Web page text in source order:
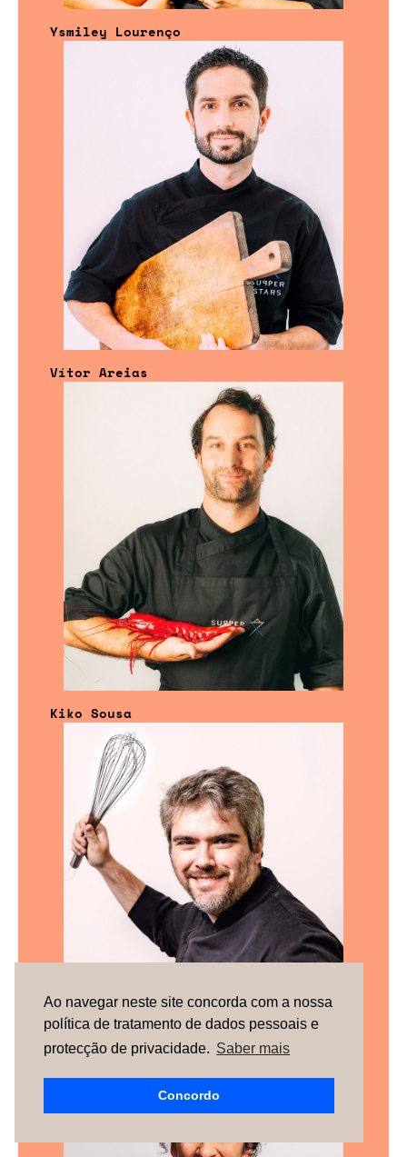
Ao navegar neste site concorda com a nossa
política de tratamento de dados pessoais e
protecção de privacidade. Saber mais
Concordo
Ysmiley Lourenço
Vítor Areias
Kiko Sousa
Pery Machado